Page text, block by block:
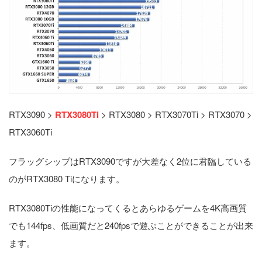
RTX3090 > RTX3080Ti > RTX3080 > RTX3070Ti > RTX3070 >
RTX3060Ti
フラッグシップはRTX3090ですが大差なく2位に君臨している
のがRTX3080 Tiになります。
RTX3080Tiの性能になってくるとあらゆるゲームを4K高画質
でも144fps、低画質だと240fpsで遊ぶことができることが出来
ます。